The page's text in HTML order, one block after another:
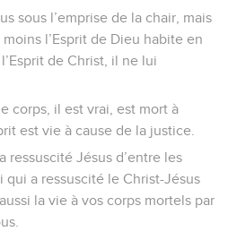
sous l’emprise de la chair, mais
l’Esprit de Dieu habite en
de Christ, il ne lui
corps, il est vrai, est mort à
est vie à cause de la justice.
ressuscité Jésus d’entre les
qui a ressuscité le Christ-Jésus
la vie à vos corps mortels par